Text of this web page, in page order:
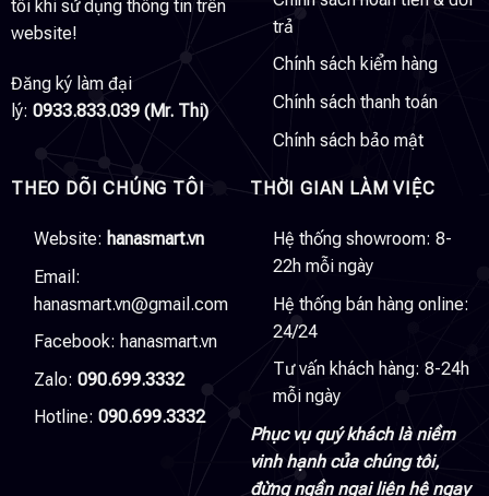
tôi khi sử dụng thông tin trên
website!
Đăng ký làm đại
lý: 0933.833.039 (Mr. Thi)
trả
Chính sách kiểm hàng
Chính sách thanh toán
Chính sách bảo mật
THEO DÕI CHÚNG TÔI
Website: hanasmart.vn
Email:
hanasmart.vn@gmail.com
Facebook: hanasmart.vn
Zalo: 090.699.3332
Hotline: 090.699.3332
THỜI GIAN LÀM VIỆC
Hệ thống showroom: 8-
22h mỗi ngày
Hệ thống bán hàng online:
24/24
Tư vấn khách hàng: 8-24h
mỗi ngày
Phục vụ quý khách là niềm
vinh hạnh của chúng tôi,
đừng ngần ngại liên hệ ngay